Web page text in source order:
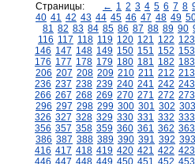
Страницы: ← 1 2 3 4 5 6 7 8
40 41 42 43 44 45 46 47 48 49
81 82 83 84 85 86 87 88 89 90
116 117 118 119 120 121 122 123
146 147 148 149 150 151 152 153
176 177 178 179 180 181 182 183
206 207 208 209 210 211 212 213
236 237 238 239 240 241 242 243
266 267 268 269 270 271 272 273
296 297 298 299 300 301 302 303
326 327 328 329 330 331 332 333
356 357 358 359 360 361 362 363
386 387 388 389 390 391 392 393
416 417 418 419 420 421 422 423
446 447 448 449 450 451 452 453